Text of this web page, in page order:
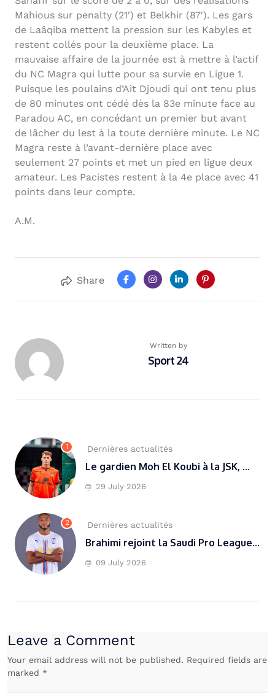
Mahious sur penalty (21′) et Belkhir (87′). Les gars
de Laâqiba mettent la pression sur les Kabyles et
restent collés pour la deuxième place. La
mauvaise affaire de la journée est à mettre à l’actif
du NC Magra qui lutte pour sa survie en Ligue 1.
Puisque les poulains d’Ait Djoudi qui ont tenu plus
de 80 minutes ont cédé dès la 83e minute face au
Paradou AC, en concédant un premier but avant
de lâcher du lest à la toute dernière minute. Le NC
Magra reste à l’avant-dernière place avec
seulement 27 points et met un pied en ligue deux
amateur. Les Pacistes restent à la 4e place avec 41
points dans leur compte.
A.M.
Share
Written by
Sport 24
1 Dernières actualités
Le gardien Moh El Koubi à la JSK, ...
29 July 2026
2 Dernières actualités
Brahimi rejoint la Saudi Pro League...
09 July 2026
Leave a Comment
Your email address will not be published. Required fields are
marked *